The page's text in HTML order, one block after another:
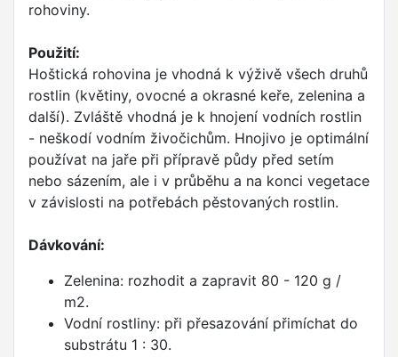
rohoviny.
Použití:
Hoštická rohovina je vhodná k výživě všech druhů
rostlin (květiny, ovocné a okrasné keře, zelenina a
další). Zvláště vhodná je k hnojení vodních rostlin
- neškodí vodním živočichům. Hnojivo je optimální
používat na jaře při přípravě půdy před setím
nebo sázením, ale i v průběhu a na konci vegetace
v závislosti na potřebách pěstovaných rostlin.
Dávkování:
Zelenina: rozhodit a zapravit 80 - 120 g /
m2.
Vodní rostliny: při přesazování přimíchat do
substrátu 1 : 30.